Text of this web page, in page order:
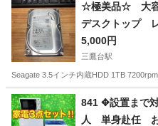
☆極美品☆ 大容量 内
デスクトップ
5,000円
三鷹台駅
Seagate 3.5インチ内蔵HDD 1TB
東京 三鷹市 三鷹台駅 家電
841 ✥設置ま
人 単身赴任